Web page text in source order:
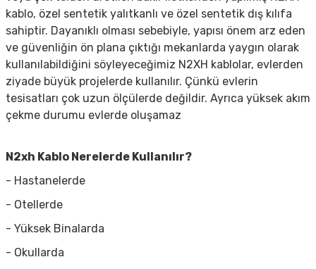
kablo, özel sentetik yalıtkanlı ve özel sentetik dış kılıfa
sahiptir. Dayanıklı olması sebebiyle, yapısı önem arz eden
ve güvenliğin ön plana çıktığı mekanlarda yaygın olarak
kullanılabildiğini söyleyeceğimiz N2XH kablolar, evlerden
ziyade büyük projelerde kullanılır. Çünkü evlerin
tesisatları çok uzun ölçülerde değildir. Ayrıca yüksek akım
çekme durumu evlerde oluşamaz
N2xh Kablo Nerelerde Kullanılır?
- Hastanelerde
- Otellerde
- Yüksek Binalarda
- Okullarda